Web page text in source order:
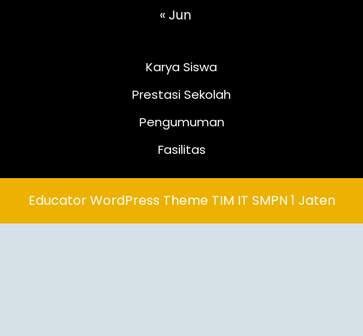
« Jun
Karya Siswa
Prestasi Sekolah
Pengumuman
Fasilitas
Educator WordPress ThemeTIM IT SMPN 1 Jaten